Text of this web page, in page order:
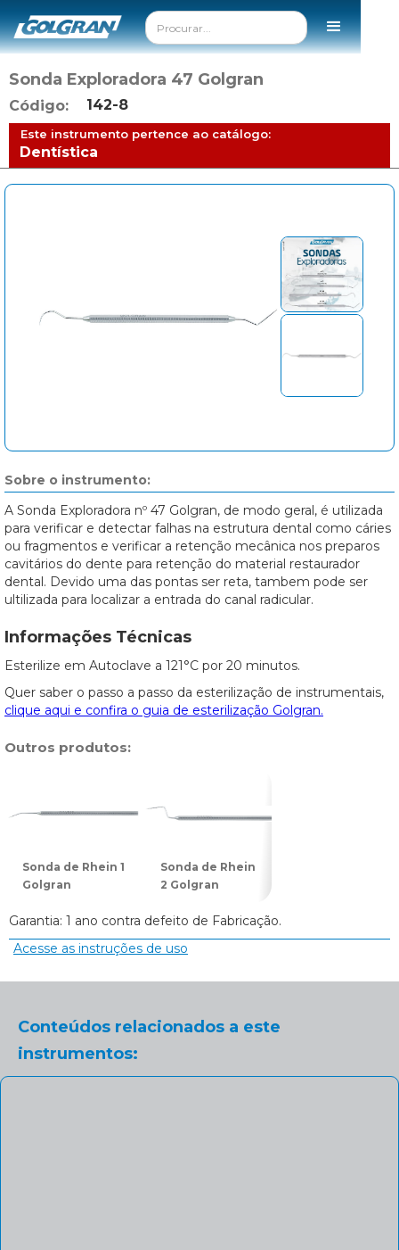
Sonda Exploradora 47 Golgran
Código: 142-8
Este instrumento pertence ao catálogo:
Dentística
Sobre o instrumento:
A Sonda Exploradora nº 47 Golgran, de modo geral, é utilizada
para verificar e detectar falhas na estrutura dental como cáries
ou fragmentos e verificar a retenção mecânica nos preparos
cavitários do dente para retenção do material restaurador
dental. Devido uma das pontas ser reta, tambem pode ser
ultilizada para localizar a entrada do canal radicular.
Informações Técnicas
Esterilize em Autoclave a 121°C por 20 minutos.
Quer saber o passo a passo da esterilização de instrumentais,
clique aqui e confira o guia de esterilização Golgran.
Outros produtos:
Sonda de Rhein 1
Golgran
Sonda de Rhein
2 Golgran
Garantia: 1 ano contra defeito de Fabricação.
Acesse as instruções de uso
Conteúdos relacionados a este
instrumentos: